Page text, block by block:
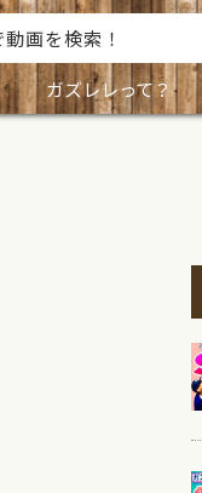
ガズレレって？